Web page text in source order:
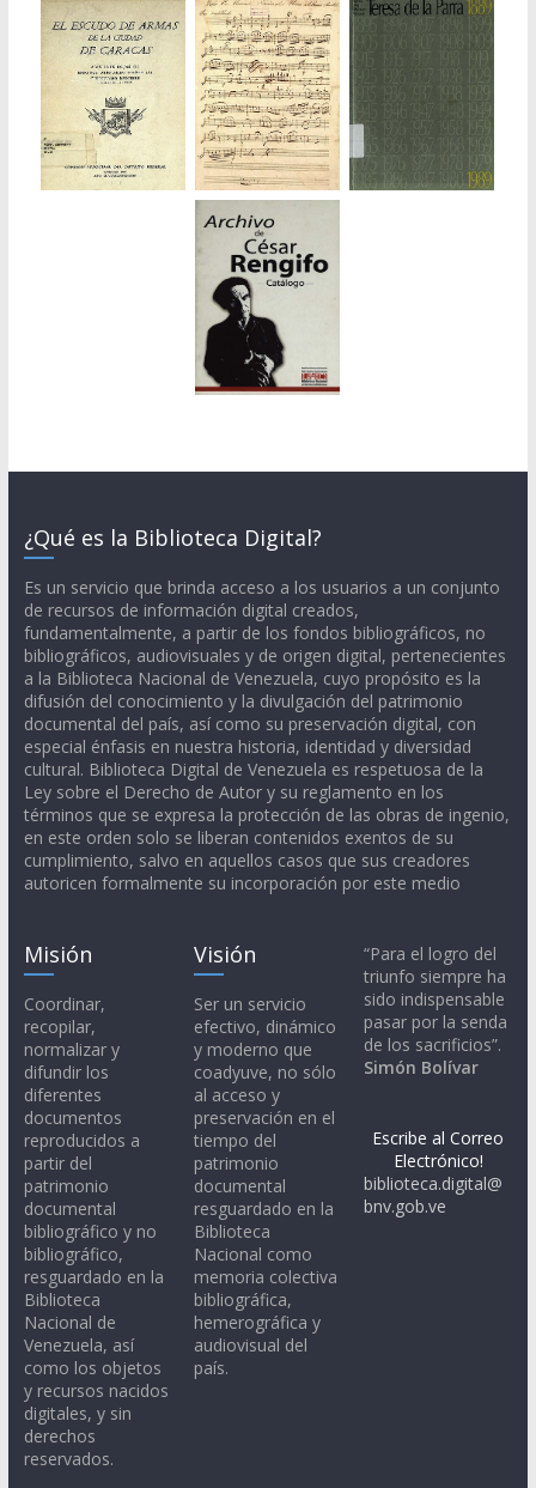
¿Qué es la Biblioteca Digital?
Es un servicio que brinda acceso a los usuarios a un conjunto
de recursos de información digital creados,
fundamentalmente, a partir de los fondos bibliográficos, no
bibliográficos, audiovisuales y de origen digital, pertenecientes
a la Biblioteca Nacional de Venezuela, cuyo propósito es la
difusión del conocimiento y la divulgación del patrimonio
documental del país, así como su preservación digital, con
especial énfasis en nuestra historia, identidad y diversidad
cultural. Biblioteca Digital de Venezuela es respetuosa de la
Ley sobre el Derecho de Autor y su reglamento en los
términos que se expresa la protección de las obras de ingenio,
en este orden solo se liberan contenidos exentos de su
cumplimiento, salvo en aquellos casos que sus creadores
autoricen formalmente su incorporación por este medio
Misión
Coordinar,
recopilar,
normalizar y
difundir los
diferentes
documentos
reproducidos a
partir del
patrimonio
documental
bibliográfico y no
bibliográfico,
resguardado en la
Biblioteca
Nacional de
Venezuela, así
como los objetos
y recursos nacidos
digitales, y sin
derechos
reservados.
Visión
Ser un servicio
efectivo, dinámico
y moderno que
coadyuve, no sólo
al acceso y
preservación en el
tiempo del
patrimonio
documental
resguardado en la
Biblioteca
Nacional como
memoria colectiva
bibliográfica,
hemerográfica y
audiovisual del
país.
“Para el logro del
triunfo siempre ha
sido indispensable
pasar por la senda
de los sacrificios”.
Simón Bolívar
Escribe al Correo
Electrónico!
biblioteca.digital@
bnv.gob.ve